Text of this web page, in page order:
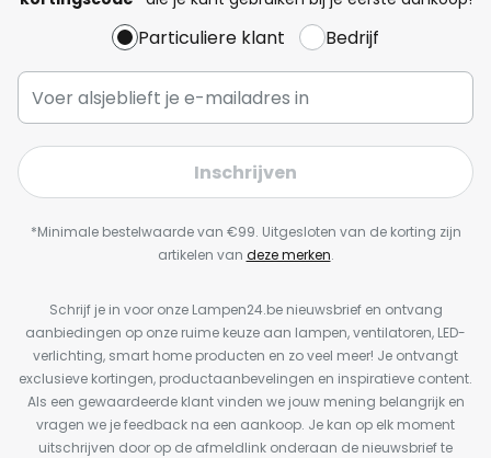
Particuliere klant Bedrijf
Inschrijven
*Minimale bestelwaarde van €99. Uitgesloten van de korting zijn
artikelen van deze merken.
Schrijf je in voor onze Lampen24.be nieuwsbrief en ontvang
aanbiedingen op onze ruime keuze aan lampen, ventilatoren, LED-
verlichting, smart home producten en zo veel meer! Je ontvangt
exclusieve kortingen, productaanbevelingen en inspiratieve content.
Als een gewaardeerde klant vinden we jouw mening belangrijk en
vragen we je feedback na een aankoop. Je kan op elk moment
uitschrijven door op de afmeldlink onderaan de nieuwsbrief te